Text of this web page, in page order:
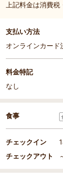
上記料金は消費税
支払い方法
オンラインカード
料金特記
なし
食事
チェックイン
チェックアウト